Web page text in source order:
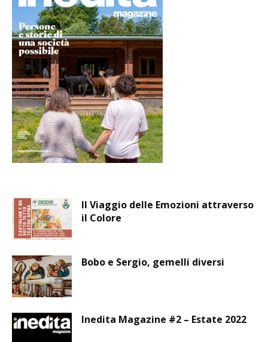
Il Viaggio delle Emozioni attraverso
il Colore
Bobo e Sergio, gemelli diversi
Inedita Magazine #2 – Estate 2022